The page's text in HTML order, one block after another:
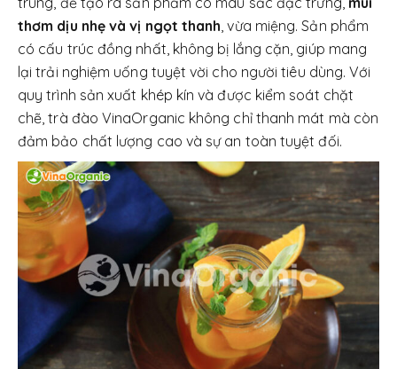
thơm dịu nhẹ và vị ngọt thanh, vừa miệng. Sản phẩm
có cấu trúc đồng nhất, không bị lắng cặn, giúp mang
lại trải nghiệm uống tuyệt vời cho người tiêu dùng. Với
quy trình sản xuất khép kín và được kiểm soát chặt
chẽ, trà đào VinaOrganic không chỉ thanh mát mà còn
đảm bảo chất lượng cao và sự an toàn tuyệt đối.